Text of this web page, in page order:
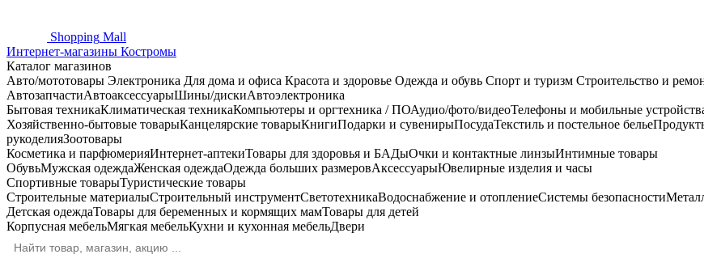
Shopping Mall
Интернет-магазины Костромы
Каталог магазинов
Авто/мототовары Электроника Для дома и офиса Красота и здоровье Одежда и обувь Спорт и туризм Строительство и
АвтозапчастиАвтоаксессуарыШины/дискиАвтоэлектроника
Бытовая техникаКлиматическая техникаКомпьютеры и оргтехника / ПОАудио/фото/видеоТелефоны и мобильные
Хозяйственно-бытовые товарыКанцелярские товарыКнигиПодарки и сувенирыПосудаТекстиль и постельное белье
рукоделияЗоотовары
Косметика и парфюмерияИнтернет-аптекиТовары для здоровья и БАДыОчки и контактные линзыИнтимные товары
ОбувьМужская одеждаЖенская одеждаОдежда больших размеровАксессуарыЮвелирные изделия и часы
Спортивные товарыТуристические товары
Строительные материалыСтроительный инструментСветотехникаВодоснабжение и отоплениеСистемы безопасности
Детская одеждаТовары для беременных и кормящих мамТовары для детей
Корпусная мебельМягкая мебельКухни и кухонная мебельДвери